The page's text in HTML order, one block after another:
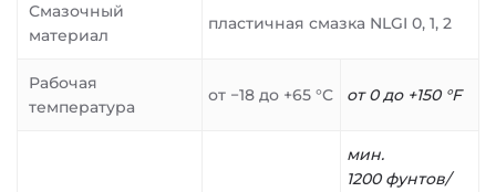
Смазочный
материал
пластичная смазка NLGI 0, 1, 2
Рабочая
температура
от −18 до +65 °C от 0 до +150 °F
мин.
1200 фунтов/